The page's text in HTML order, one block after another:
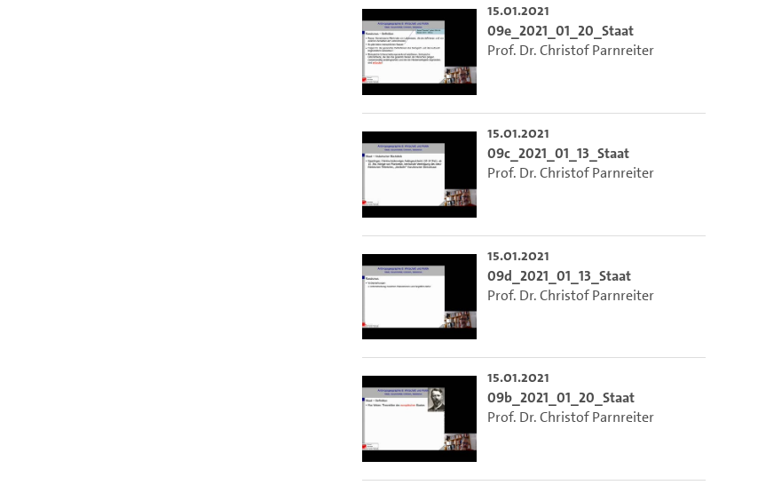
15.01.2021
09e_2021_01_20_Staat
Prof. Dr. Christof Parnreiter
15.01.2021
09c_2021_01_13_Staat
Prof. Dr. Christof Parnreiter
15.01.2021
09d_2021_01_13_Staat
Prof. Dr. Christof Parnreiter
15.01.2021
09b_2021_01_20_Staat
Prof. Dr. Christof Parnreiter